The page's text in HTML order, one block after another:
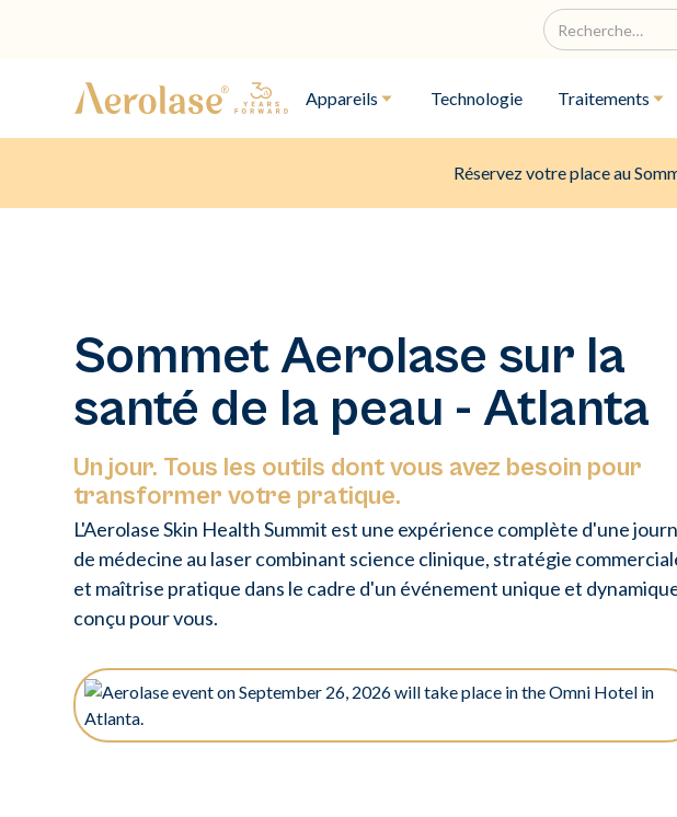
Appareils Technologie Traitements
Réservez votre place au
Sommet Aerolase sur la
santé de la peau - Atlanta
Un jour. Tous les outils dont vous avez besoin pour
transformer votre pratique.
L'Aerolase Skin Health Summit est une expérience complète d'une
de médecine au laser combinant science clinique, stratégie
et maîtrise pratique dans le cadre d'un événement unique et
conçu pour vous.